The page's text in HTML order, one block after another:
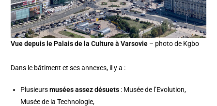
Vue depuis le Palais de la Culture à Varsovie – photo de Kgbo
Dans le bâtiment et ses annexes, il y a :
Plusieursmusées assez désuets : Musée de l’Evolution,
Musée de la Technologie,